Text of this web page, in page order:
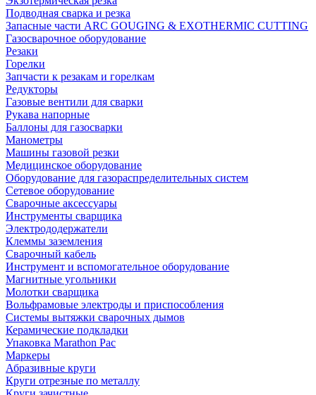
Подводная сварка и резка
Запасные части ARC GOUGING & EXOTHERMIC CUTTING
Газосварочное оборудование
Резаки
Горелки
Запчасти к резакам и горелкам
Редукторы
Газовые вентили для сварки
Рукава напорные
Баллоны для газосварки
Манометры
Машины газовой резки
Медицинское оборудование
Оборудование для газораспределительных систем
Сетевое оборудование
Сварочные аксессуары
Инструменты сварщика
Электрододержатели
Клеммы заземления
Сварочный кабель
Инструмент и вспомогательное оборудование
Магнитные угольники
Молотки сварщика
Вольфрамовые электроды и приспособления
Системы вытяжки сварочных дымов
Керамические подкладки
Упаковка Marathon Pac
Маркеры
Абразивные круги
Круги отрезные по металлу